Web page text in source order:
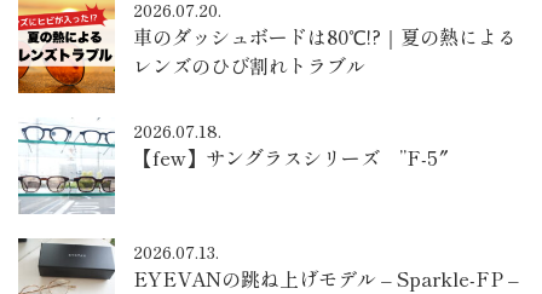
2026.07.20.
車のダッシュボードは80℃!?｜夏の熱による
レンズのひび割れトラブル
2026.07.18.
【few】サングラスシリーズ ”F-5″
2026.07.13.
EYEVANの跳ね上げモデル – Sparkle-FP –